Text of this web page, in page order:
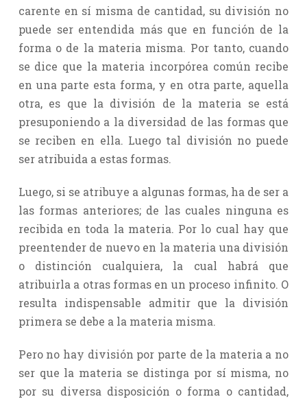
carente en sí misma de cantidad, su división no
puede ser entendida más que en función de la
forma o de la materia misma. Por tanto, cuando
se dice que la materia incorpórea común recibe
en una parte esta forma, y en otra parte, aquella
otra, es que la división de la materia se está
presuponiendo a la diversidad de las formas que
se reciben en ella. Luego tal división no puede
ser atribuida a estas formas.
Luego, si se atribuye a algunas formas, ha de ser a
las formas anteriores; de las cuales ninguna es
recibida en toda la materia. Por lo cual hay que
preentender de nuevo en la materia una división
o distinción cualquiera, la cual habrá que
atribuirla a otras formas en un proceso infinito. O
resulta indispensable admitir que la división
primera se debe a la materia misma.
Pero no hay división por parte de la materia a no
ser que la materia se distinga por sí misma, no
por su diversa disposición o forma o cantidad,